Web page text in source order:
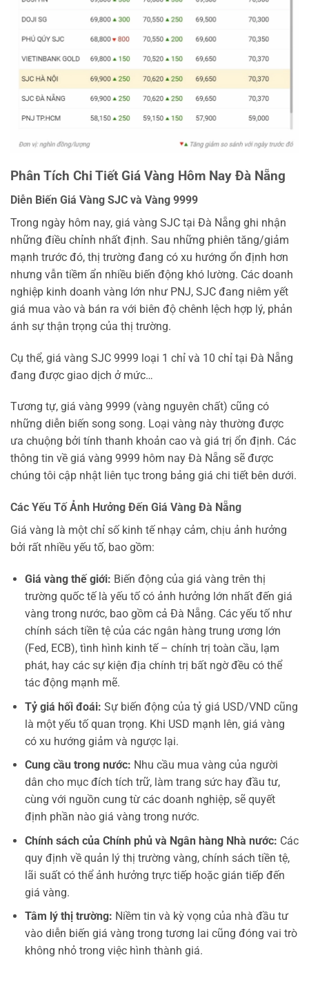
Phân Tích Chi Tiết Giá Vàng Hôm Nay Đà Nẵng
Diễn Biến Giá Vàng SJC và Vàng 9999
Trong ngày hôm nay, giá vàng SJC tại Đà Nẵng ghi nhận
những điều chỉnh nhất định. Sau những phiên tăng/giảm
mạnh trước đó, thị trường đang có xu hướng ổn định hơn
nhưng vẫn tiềm ẩn nhiều biến động khó lường. Các doanh
nghiệp kinh doanh vàng lớn như PNJ, SJC đang niêm yết
giá mua vào và bán ra với biên độ chênh lệch hợp lý, phản
ánh sự thận trọng của thị trường.
Cụ thể, giá vàng SJC 9999 loại 1 chỉ và 10 chỉ tại Đà Nẵng
đang được giao dịch ở mức…
Tương tự, giá vàng 9999 (vàng nguyên chất) cũng có
những diễn biến song song. Loại vàng này thường được
ưa chuộng bởi tính thanh khoản cao và giá trị ổn định. Các
thông tin về giá vàng 9999 hôm nay Đà Nẵng sẽ được
chúng tôi cập nhật liên tục trong bảng giá chi tiết bên dưới.
Các Yếu Tố Ảnh Hưởng Đến Giá Vàng Đà Nẵng
Giá vàng là một chỉ số kinh tế nhạy cảm, chịu ảnh hưởng
bởi rất nhiều yếu tố, bao gồm:
Giá vàng thế giới: Biến động của giá vàng trên thị
trường quốc tế là yếu tố có ảnh hưởng lớn nhất đến giá
vàng trong nước, bao gồm cả Đà Nẵng. Các yếu tố như
chính sách tiền tệ của các ngân hàng trung ương lớn
(Fed, ECB), tình hình kinh tế – chính trị toàn cầu, lạm
phát, hay các sự kiện địa chính trị bất ngờ đều có thể
tác động mạnh mẽ.
Tỷ giá hối đoái: Sự biến động của tỷ giá USD/VND cũng
là một yếu tố quan trọng. Khi USD mạnh lên, giá vàng
có xu hướng giảm và ngược lại.
Cung cầu trong nước: Nhu cầu mua vàng của người
dân cho mục đích tích trữ, làm trang sức hay đầu tư,
cùng với nguồn cung từ các doanh nghiệp, sẽ quyết
định phần nào giá vàng trong nước.
Chính sách của Chính phủ và Ngân hàng Nhà nước: Các
quy định về quản lý thị trường vàng, chính sách tiền tệ,
lãi suất có thể ảnh hưởng trực tiếp hoặc gián tiếp đến
giá vàng.
Tâm lý thị trường: Niềm tin và kỳ vọng của nhà đầu tư
vào diễn biến giá vàng trong tương lai cũng đóng vai trò
không nhỏ trong việc hình thành giá.